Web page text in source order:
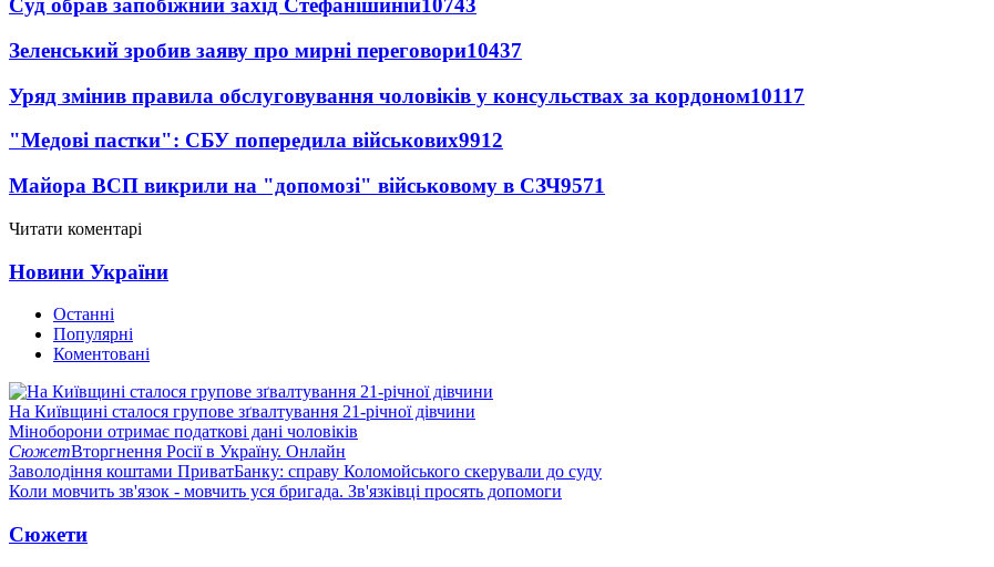
Суд обрав запобіжний захід Стефанішиній10743
Зеленський зробив заяву про мирні переговори10437
Уряд змінив правила обслуговування чоловіків у консульствах за кордоном10117
"Медові пастки": СБУ попередила військових9912
Майора ВСП викрили на "допомозі" військовому в СЗЧ9571
Читати коментарі
Новини України
Останні
Популярні
Коментовані
На Київщині сталося групове зґвалтування 21-річної дівчини
Міноборони отримає податкові дані чоловіків
СюжетВторгнення Росії в Україну. Онлайн
Заволодіння коштами ПриватБанку: справу Коломойського скерували до суду
Коли мовчить зв'язок - мовчить уся бригада. Зв'язківці просять допомоги
Сюжети